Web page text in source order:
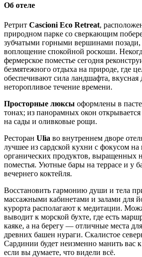
Об отеле
Ретрит Cascioni Eco Retreat,
природном парке со сверкающим
зубчатыми горными вершинами позади,
воплощение спокойной роскоши.
фермерское поместье сегодня
безмятежного отдыха на природе, где
обеспечивают сила ландшафта, вкусная
неторопливое течение времени.
Просторные люксы оформлены в
тонах; из панорамных окон
на сады и оливковые рощи.
Ресторан Ulìa во внутреннем дворе
лучшее из сардской кухни с фокусом на
органических продуктов, выращенных
поместья. Уютные бары на террасе и у
вечернего коктейля.
Восстановить гармонию души и тела
массажными кабинетами и залами для
курорта располагают к медитации.
выводит к морской бухте, где есть
каяке, а на берегу — отличные места
древних башен нураги. Скалистое
Сардинии будет неизменно манить вас
если вы думаете, что видели всё.